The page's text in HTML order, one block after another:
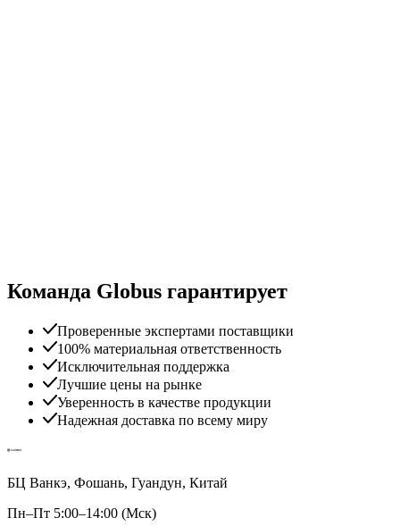
Команда Globus гарантирует
Проверенные экспертами поставщики
100% материальная ответственность
Исключительная поддержка
Лучшие цены на рынке
Уверенность в качестве продукции
Надежная доставка по всему миру
БЦ Ванкэ, Фошань, Гуандун, Китай
Пн–Пт 5:00–14:00 (Мск)